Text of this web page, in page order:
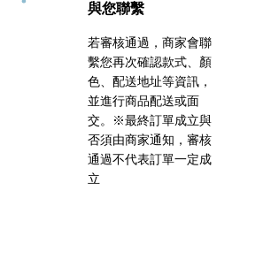
與您聯繫
若審核通過，商家會聯
繫您再次確認款式、顏
色、配送地址等資訊，
並進行商品配送或面
交。※最終訂單成立與
否須由商家通知，審核
通過不代表訂單一定成
立